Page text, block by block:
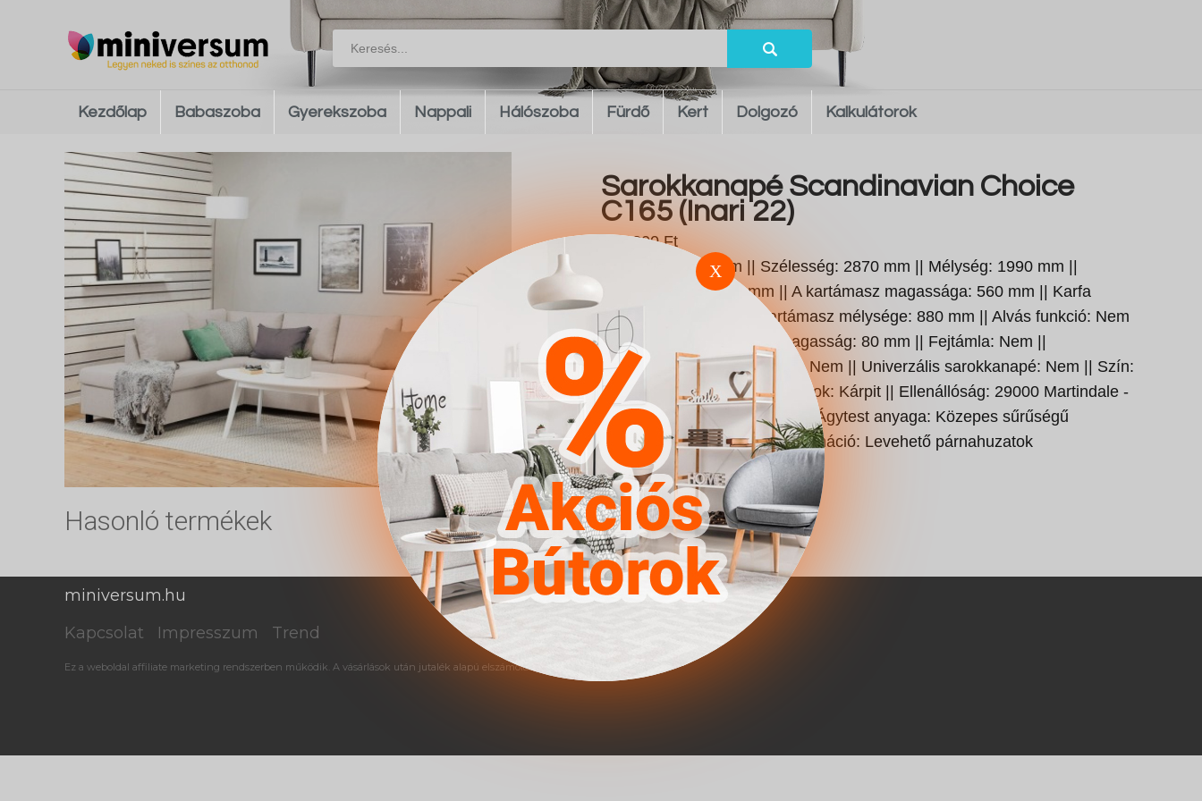
Kezdőlap Babaszoba Gyerekszoba Nappali Hálószoba Fürdő Kert Dolgozó Kalkulátorok
Sarokkanapé Scandinavian Choice
C165 (Inari 22)
483.800 Ft
Magasság: 790 mm || Szélesség: 2870 mm || Mélység: 1990 mm ||
Ülésmagasság: 440 mm || A kartámasz magassága: 560 mm || Karfa
szélesség: 170 mm || Kartámasz mélysége: 880 mm || Alvás funkció: Nem
|| Lábak: Műanyag || Lábmagasság: 80 mm || Fejtámla: Nem ||
Ágyneműtartó: Nem || Rugó: Nem || Univerzális sarokkanapé: Nem || Szín:
Fekete || Szín: Beige || Anyagok: Kárpit || Ellenállóság: 29000 Martindale -
ciklus || Ágytest anyaga: Fa || Ágytest anyaga: Közepes sűrűségű
farostlemez || Kiegészítő információ: Levehető párnahuzatok
Hasonló termékek
miniversum.hu
Kapcsolat
Impresszum Trend
Ez a weboldal affiliate marketing rendszerben működik. A vásárlások után jutalék alapú elszámolás történik.
X